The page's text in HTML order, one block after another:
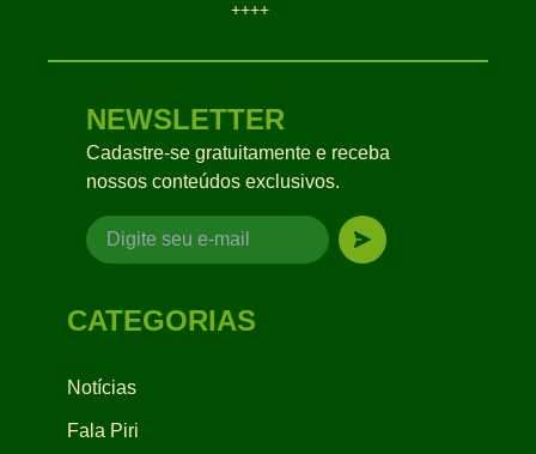
++++
NEWSLETTER
Cadastre-se gratuitamente e receba
nossos conteúdos exclusivos.
CATEGORIAS
Notícias
Fala Piri